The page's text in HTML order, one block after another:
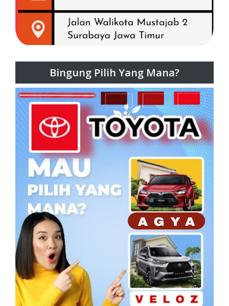
Bingung Pilih Yang Mana?